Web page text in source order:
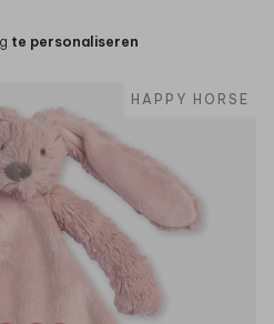
te personaliseren
HAPPY HORSE